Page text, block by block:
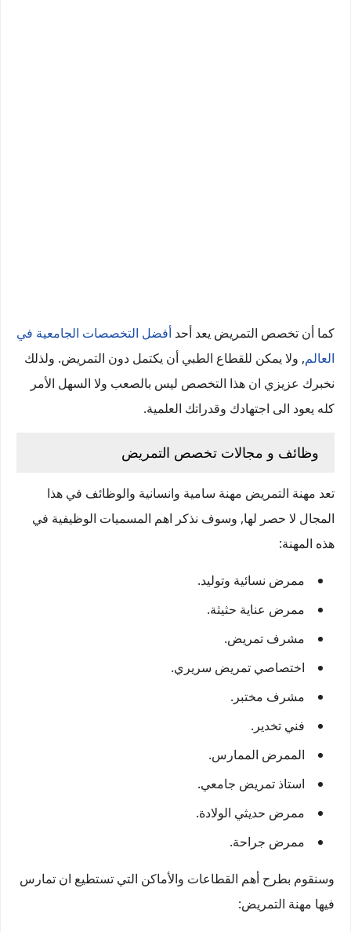
كما أن تخصص التمريض يعد أحد أفضل التخصصات الجامعية في
العالم, ولا يمكن للقطاع الطبي أن يكتمل دون التمريض. ولذلك
نخبرك عزيزي ان هذا التخصص ليس بالصعب ولا السهل الأمر
كله يعود الى اجتهادك وقدراتك العلمية.
وظائف و مجالات تخصص التمريض
تعد مهنة التمريض مهنة سامية وانسانية والوظائف في هذا
المجال لا حصر لها, وسوف نذكر اهم المسميات الوظيفية في
هذه المهنة:
ممرض نسائية وتوليد.
ممرض عناية حثيثة.
مشرف تمريض.
اختصاصي تمريض سريري.
مشرف مختبر.
فني تخدير.
الممرض الممارس.
استاذ تمريض جامعي.
ممرض حديثي الولادة.
ممرض جراحة.
وسنقوم بطرح أهم القطاعات والأماكن التي تستطيع ان تمارس
فيها مهنة التمريض: